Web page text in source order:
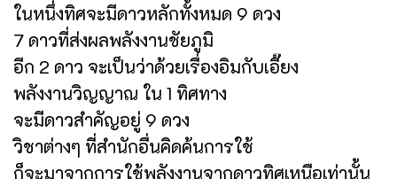
ในหนึ่งทิศจะมีดาวหลักทั้งหมด 9 ดวง
7 ดาวที่ส่งผลพลังงานชัยภูมิ
อีก 2 ดาว จะเป็นว่าด้วยเรื่องอิมกับเอี๊ยง
พลังงานวิญญาณ ใน 1 ทิศทาง
จะมีดาวสำคัญอยู่ 9 ดวง
วิชาต่างๆ ที่สำนักอื่นคิดค้นการใช้
ก็จะมาจากการใช้พลังงานจากดาวทิศเหนือเท่านั้น